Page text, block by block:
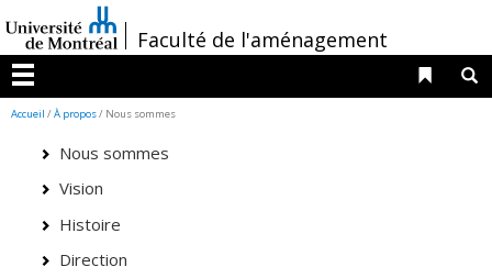
au
contenu
/Faculté de l'aménagement
Menu
Liens
Accueil /À propos/ Nous sommes
Nous sommes
Vision
Histoire
Direction